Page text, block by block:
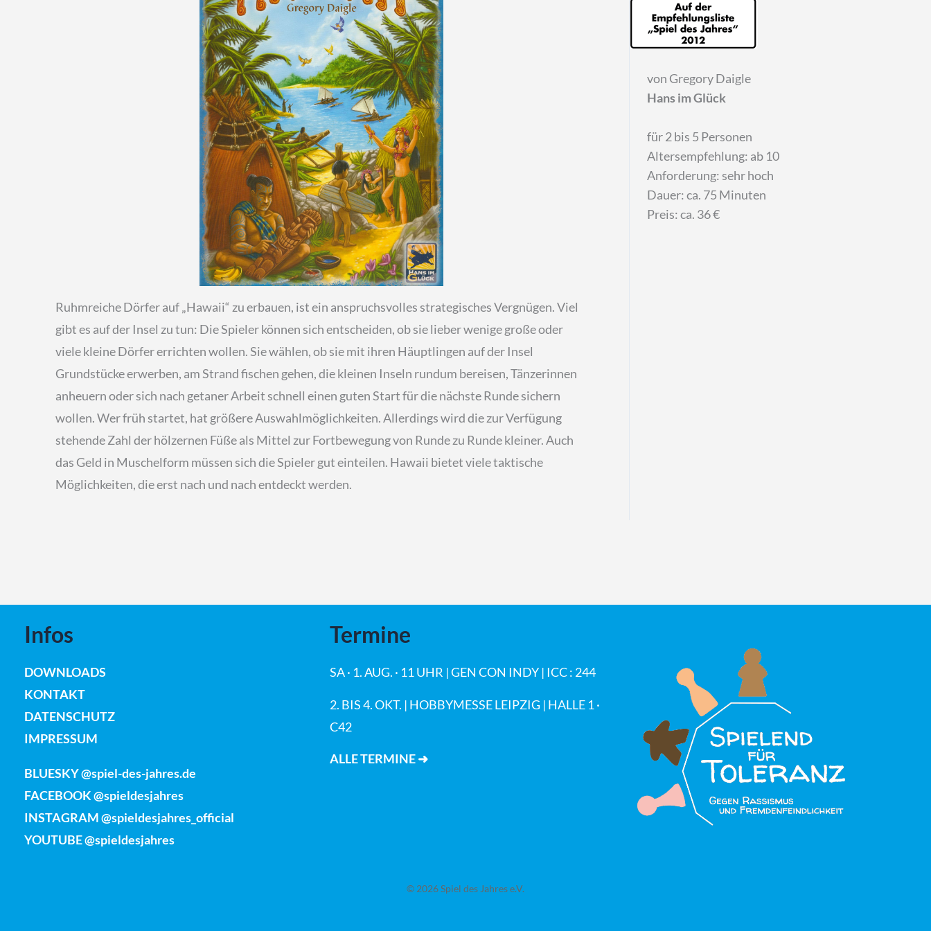
Ruhmreiche Dörfer auf „Hawaii“ zu erbauen, ist ein anspruchsvolles strategisches Vergnügen. Viel
gibt es auf der Insel zu tun: Die Spieler können sich entscheiden, ob sie lieber wenige große oder
viele kleine Dörfer errichten wollen. Sie wählen, ob sie mit ihren Häuptlingen auf der Insel
Grundstücke erwerben, am Strand fischen gehen, die kleinen Inseln rundum bereisen, Tänzerinnen
anheuern oder sich nach getaner Arbeit schnell einen guten Start für die nächste Runde sichern
wollen. Wer früh startet, hat größere Auswahlmöglichkeiten. Allerdings wird die zur Verfügung
stehende Zahl der hölzernen Füße als Mittel zur Fortbewegung von Runde zu Runde kleiner. Auch
das Geld in Muschelform müssen sich die Spieler gut einteilen. Hawaii bietet viele taktische
Möglichkeiten, die erst nach und nach entdeckt werden.
von Gregory Daigle
Hans im Glück
für 2 bis 5 Personen
Altersempfehlung: ab 10
Anforderung: sehr hoch
Dauer: ca. 75 Minuten
Preis:ca. 36 €
Infos
DOWNLOADS
KONTAKT
DATENSCHUTZ
IMPRESSUM
BLUESKY @spiel-des-jahres.de
FACEBOOK @spieldesjahres
INSTAGRAM @spieldesjahres_official
YOUTUBE @spieldesjahres
Termine
SA · 1. AUG. · 11 UHR | GEN CON INDY | ICC : 244
2. BIS 4. OKT. | HOBBYMESSE LEIPZIG | HALLE 1 ·
C42
ALLE TERMINE ➜
© 2026 Spiel des Jahres e.V.